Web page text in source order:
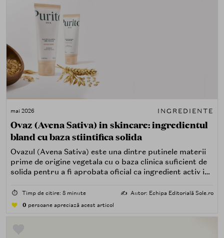
mai 2026 INGREDIENTE
Ovaz (Avena Sativa) in skincare: ingredientul
bland cu baza stiintifica solida
Ovazul (Avena Sativa) este una dintre putinele materii
prime de origine vegetala cu o baza clinica suficient de
solida pentru a fi aprobata oficial ca ingredient activ in
atopice. In dermatologie, ovazul coloidal - forma sa
prelucrata si standardizata - este recunoscut de FDA
over-the-counter (OTC) protector al pielii inca din
1990, un statut pe care putine ingrediente cosmetice il
⏱️ Timp de citire: 8 minute ✍️ Autor: Echipa Editorială Sole.ro
0 persoane apreciază acest articol